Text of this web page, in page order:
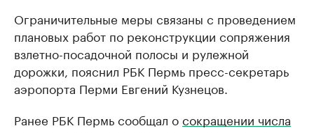
Ограничительные меры связаны с проведением
плановых работ по реконструкции сопряжения
взлетно-посадочной полосы и рулежной
дорожки, пояснил РБК Пермь пресс-секретарь
аэропорта Перми Евгений Кузнецов.
Ранее РБК Пермь сообщал осокращении числа